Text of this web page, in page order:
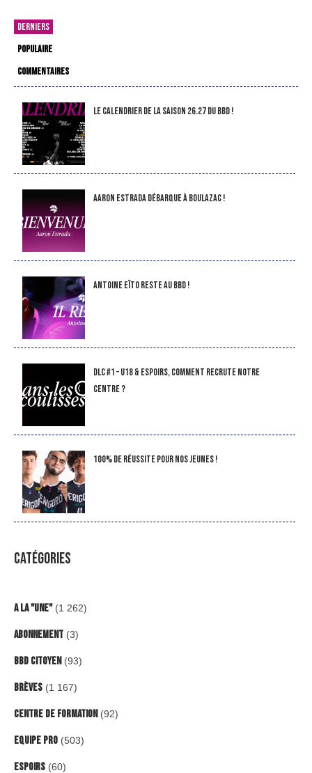
DERNIERS
POPULAIRE
COMMENTAIRES
LE CALENDRIER DE LA SAISON 26.27 DU BBD !
Aaron Estrada débarque à Boulazac !
Antoine Eïto reste au BBD !
DLC #1 – U18 & Espoirs, comment recrute notre
Centre ?
100% de réussite pour nos jeunes !
CATÉGORIES
A la "Une"(1 262)
Abonnement (3)
BBD Citoyen (93)
Brèves (1 167)
Centre de formation (92)
Equipe Pro (503)
Espoirs (60)